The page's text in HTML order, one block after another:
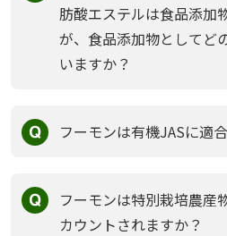
肪酸エステルは食品添加
が、食品添加物としてど
いますか？
フーモンは有機JASに適
フーモンは特別栽培農産
カウントされますか？